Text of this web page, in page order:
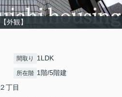
【外観】
間取り 1LDK
所在階 1階/5階建
２丁目